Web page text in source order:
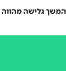
המשך גלישה מהווה